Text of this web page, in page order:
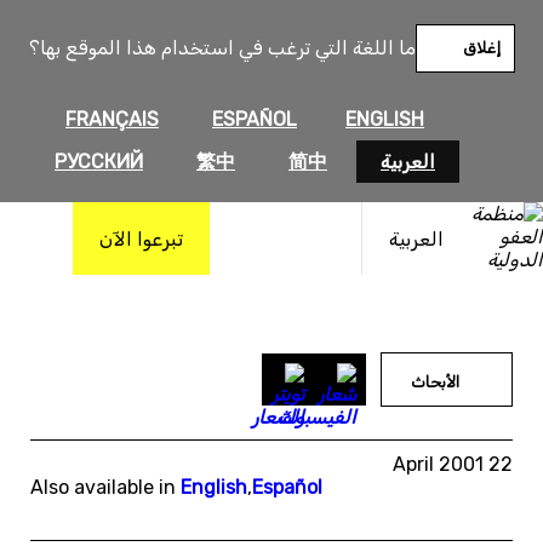
ما اللغة التي ترغب في استخدام هذا الموقع بها؟
ENGLISH
ESPAÑOL
FRANÇAIS
العربية
简中
繁中
РУССКИЙ
إغلاق
العربية تبرعوا الآن
المحتوى
الأبحاث
22 April 2001
Also available in English,Español